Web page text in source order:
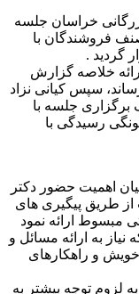
محل اتاق بازرگانی خراسان جلسه
فروشندگان با
گردید .
خلاصه گزارش
سپس کیانی نزاد
برگزاری جلسه با
رسیدگی با
اهمیت حضور دکتر
طریق پیگیری های
مبسوط ارائه نمود
نیاز به ارائه مسائل و
و راهکارهای
لزوم توجه بیشتر به